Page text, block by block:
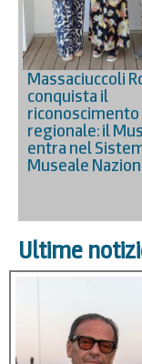
Massaciuccoli
conquista il
riconoscimento
regionale: il
entra nel
Museale
Ultime